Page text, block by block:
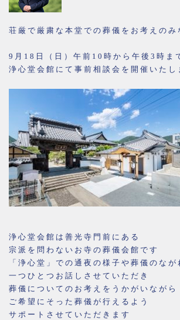
荘厳で厳粛な本堂での葬儀をお考えのみ
9月18日（日）午前10時から午後3時ま
浄心堂会館にて事前相談会を開催いたし
浄心堂会館は善光寺門前にある
宗派を問わないお寺の葬儀会館です
「浄心堂」での通夜の様子や葬儀のなが
一つひとつお話しさせていただき
葬儀についてのお考えをうかがいながら
ご希望にそった葬儀が行えるよう
サポートさせていただきます